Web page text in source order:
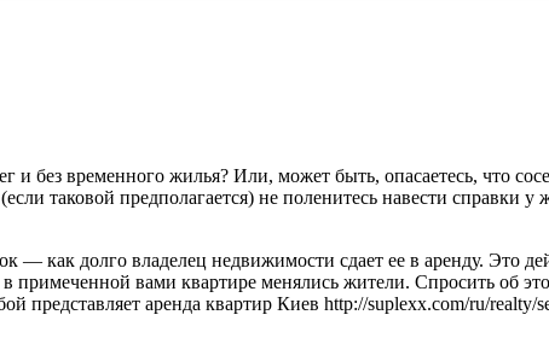
и без временного жилья? Или, может быть, опасаетесь, что
таковой предполагается) не поленитесь навести справки
— как долго владелец недвижимости сдает ее в аренду. Это
в примеченной вами квартире менялись жители. Спросить об
представляет аренда квартир Киев http://suplexx.com/ru/realty/